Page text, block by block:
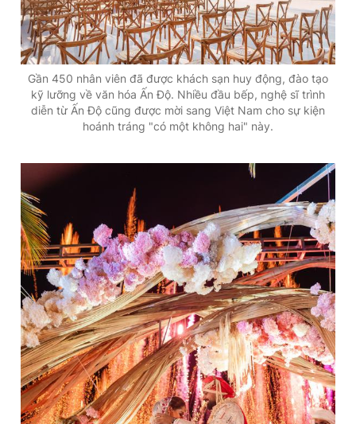
Gần 450 nhân viên đã được khách sạn huy động, đào tạo
kỹ lưỡng về văn hóa Ấn Độ. Nhiều đầu bếp, nghệ sĩ trình
diễn từ Ấn Độ cũng được mời sang Việt Nam cho sự kiện
hoánh tráng "có một không hai" này.